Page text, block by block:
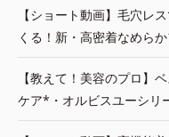
【ショート動画】毛穴レ
くる！新・高密着なめら
【教えて！美容のプロ】
ケア*・オルビスユーシリ